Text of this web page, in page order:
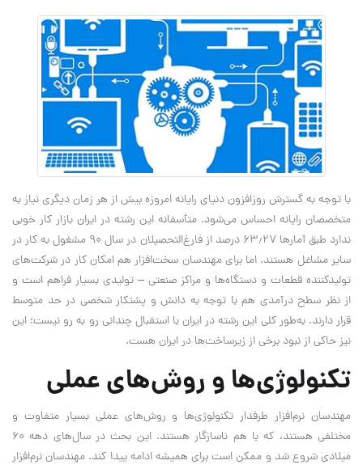
با توجه به گسترش روزافزون دنیای رایانه امروزه بیش از هر زمان دیگری نیاز به
متخصصان رایانه احساس می‌شود. متأسفانه این رشته در ایران بازار کار خوبی
ندارد طبق آمارها ۶۳٫۲۷ درصد از فارغ‌التحصیلان در سال ۹۰ مشغول به کار در
سایر مشاغل هستند. اما برای مهندسان سخت‌افزار هم امکان کار در شرکت‌های
تولیدکننده قطعات و دستگاه‌ها و مراکز صنعتی – تولیدی بسیار فراهم است و
از نظر سطح درآمدی هم با توجه به دانش و پشتکار شخصی در حد متوسط
قرار دارند. به‌طور کلی این رشته در ایران با استقبال چندانی رو به رو نیست؛ این
نیز حاکی از نبود برخی از زیرساخت‌ها در ایران هست.
تکنولوژی‌ها و روش‌های عملی
مهندسان نرم‌افزار طرفدار تکنولوژی‌ها و روش‌های عملی بسیار متفاوت و
مختلفی هستند، که با هم ناسازگار هستند. این بحث در سال‌های دهه ۶۰
میلادی شروع شد و ممکن است برای همیشه ادامه پیدا کند. مهندسان نرم‌افزار